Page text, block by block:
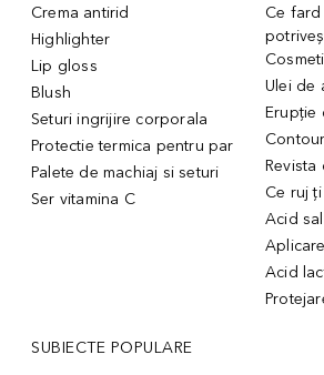
Crema antirid
Highlighter
Lip gloss
Blush
Seturi ingrijire corporala
Protectie termica pentru par
Palete de machiaj si seturi
Ser vitamina C
Ce
Ulei de
Erupție
Revista
Ce ruj
Acid
Acid
SUBIECTE POPULARE